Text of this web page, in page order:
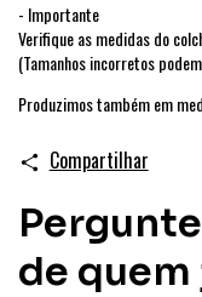
- Importante
Verifique as medidas do
(Tamanhos incorretos
Produzimos também em
Compartilhar
de